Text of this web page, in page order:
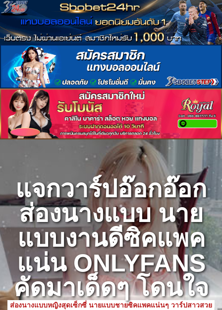
content
แจกวาร์ปอ๊อกอ๊อก
ส่องนางแบบ นาย
แบบงานดีซิคแพค
แน่น ONLYFANS
คัดมาเด็ดๆ โดนใจ
ส่องนางแบบหญิงสุดเซ็กซี่ นายแบบชายซิคแพคแน่นๆ วาร์ปสาวสวย